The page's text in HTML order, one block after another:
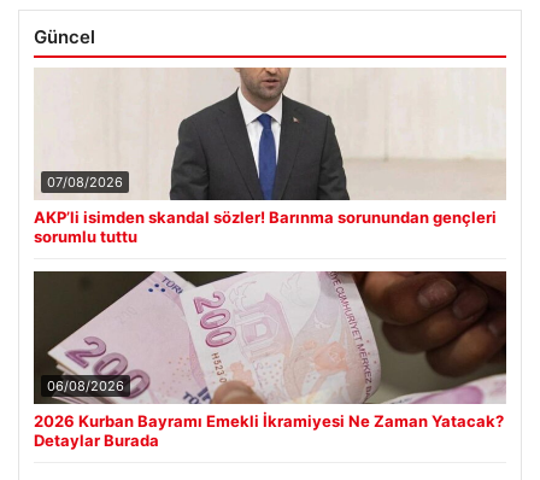
Güncel
07/08/2026
AKP’li isimden skandal sözler! Barınma sorunundan gençleri
sorumlu tuttu
06/08/2026
2026 Kurban Bayramı Emekli İkramiyesi Ne Zaman Yatacak?
Detaylar Burada